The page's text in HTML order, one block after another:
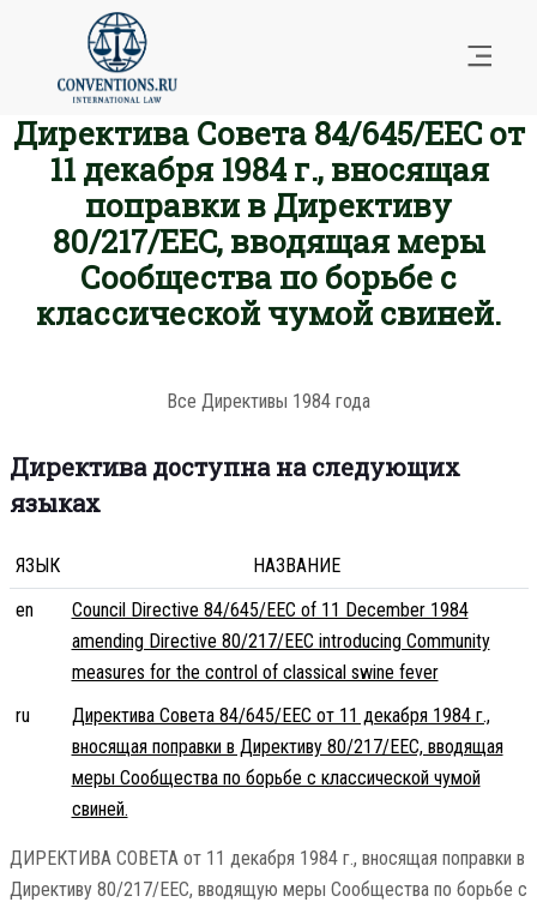
Директива Совета 84/645/EEC от
11 декабря 1984 г., вносящая
поправки в Директиву
80/217/EEC, вводящая меры
Сообщества по борьбе с
классической чумой свиней.
Все Директивы 1984 года
Директива доступна на следующих
языках
ЯЗЫК
НАЗВАНИЕ
en
Council Directive 84/645/EEC of 11 December 1984
amending Directive 80/217/EEC introducing Community
measures for the control of classical swine fever
ru
Директива Совета 84/645/EEC от 11 декабря 1984 г.,
вносящая поправки в Директиву 80/217/EEC, вводящая
меры Сообщества по борьбе с классической чумой
свиней.
ДИРЕКТИВА СОВЕТА от 11 декабря 1984 г., вносящая поправки в
Директиву 80/217/EEC, вводящую меры Сообщества по борьбе с